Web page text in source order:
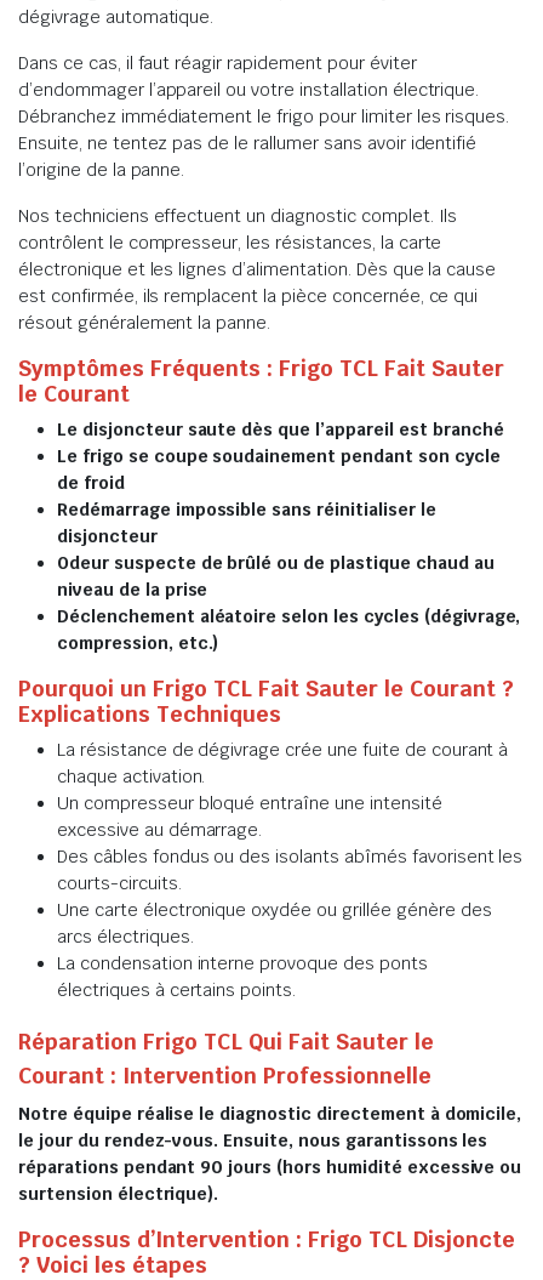
dégivrage automatique.
Dans ce cas, il faut réagir rapidement pour éviter
d’endommager l’appareil ou votre installation électrique.
Débranchez immédiatement le frigo pour limiter les risques.
Ensuite, ne tentez pas de le rallumer sans avoir identifié
l’origine de la panne.
Nos techniciens effectuent un diagnostic complet. Ils
contrôlent le compresseur, les résistances, la carte
électronique et les lignes d’alimentation. Dès que la cause
est confirmée, ils remplacent la pièce concernée, ce qui
résout généralement la panne.
Symptômes Fréquents : Frigo TCL Fait Sauter
le Courant
Le disjoncteur saute dès que l’appareil est branché
Le frigo se coupe soudainement pendant son cycle
de froid
Redémarrage impossible sans réinitialiser le
disjoncteur
Odeur suspecte de brûlé ou de plastique chaud au
niveau de la prise
Déclenchement aléatoire selon les cycles (dégivrage,
compression, etc.)
Pourquoi un Frigo TCL Fait Sauter le Courant ?
Explications Techniques
La résistance de dégivrage crée une fuite de courant à
chaque activation.
Un compresseur bloqué entraîne une intensité
excessive au démarrage.
Des câbles fondus ou des isolants abîmés favorisent les
courts-circuits.
Une carte électronique oxydée ou grillée génère des
arcs électriques.
La condensation interne provoque des ponts
électriques à certains points.
Réparation Frigo TCL Qui Fait Sauter le
Courant : Intervention Professionnelle
Notre équipe réalise le diagnostic directement à domicile,
le jour du rendez-vous. Ensuite, nous garantissons les
réparations pendant 90 jours (hors humidité excessive ou
surtension électrique).
Processus d’Intervention : Frigo TCL Disjoncte
? Voici les étapes